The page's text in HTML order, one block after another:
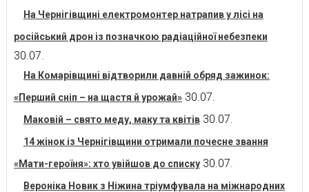
На Чернігівщині електромонтер натрапив у лісі на
російський дрон із позначкою радіаційної небезпеки
30.07.
На Комарівщині відтворили давній обряд зажинок:
«Перший сніп – на щастя й урожай» 30.07.
Маковій – свято меду, маку та квітів 30.07.
14 жінок із Чернігівщини отримали почесне звання
«Мати-героїня»: хто увійшов до списку 30.07.
Вероніка Новик з Ніжина тріумфувала на міжнародних